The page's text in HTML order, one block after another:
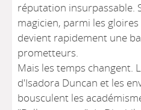
réputation insurpassable.
magicien, parmi les
devient rapidement une
prometteurs.
Mais les temps changent.
d'Isadora Duncan et les
bousculent les